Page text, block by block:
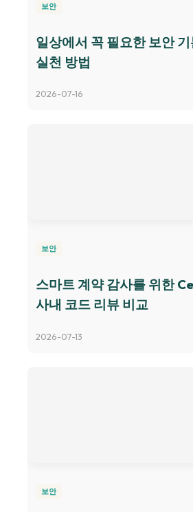
보안
일상에서 꼭 필요한 보안
실천 방법
2026-07-16
보안
스마트 계약 감사를 위한
사내 코드 리뷰 비교
2026-07-13
보안